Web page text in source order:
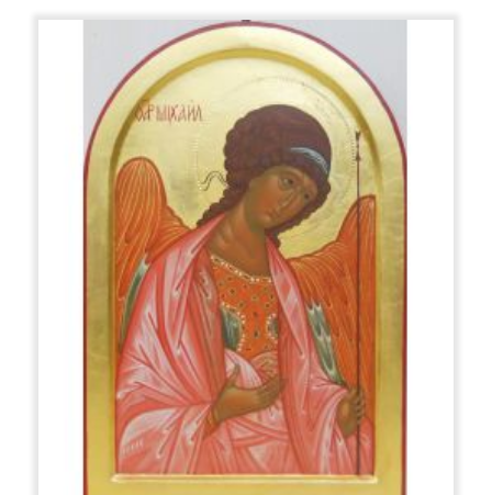
pour enseigner ce que leur tradition a toujours
préservé et transmis.
L’importance de la récupération des techniques
anciennes découle de deux significations
fondamentales: premièrement, tous les matériaux ont
une signification symbolique, qui serait absente s’ils
étaient remplacés par des produits modernes;
deuxièmement, même du point de vue technique, le
potentiel de ces matériaux ne peut être obtenu avec
d’autres produits, la plupart du temps synthétiques,
donc dépourvus de vie et de lumière.
C’est essentiellement pour ces raisons que l’art ancien
des icônes nous a montré, après les restaurations du
demi-siècle écoulé, des chefs-d’œuvre encore intacts,
tels qu’ils étaient lors de leur mise en peinture. La
bonté des ingrédients utilisés a permis à ces peintures
de durer des siècles et de ne pas altérer la lumière
matérialisée qui y est présente.